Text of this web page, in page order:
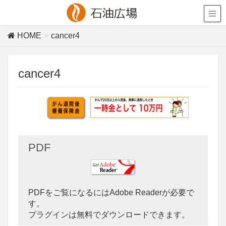
HOME cancer4
cancer4
PDF
PDFをご覧になるにはAdobe Readerが必要で
す。
プラグインは無料でダウンロードできます。